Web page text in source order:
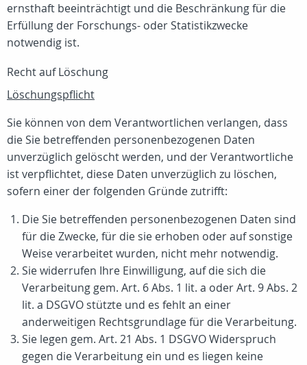
ernsthaft beeinträchtigt und die Beschränkung für die
Erfüllung der Forschungs- oder Statistikzwecke
notwendig ist.
Recht auf Löschung
Löschungspflicht
Sie können von dem Verantwortlichen verlangen, dass
die Sie betreffenden personenbezogenen Daten
unverzüglich gelöscht werden, und der Verantwortliche
ist verpflichtet, diese Daten unverzüglich zu löschen,
sofern einer der folgenden Gründe zutrifft:
Die Sie betreffenden personenbezogenen Daten sind
für die Zwecke, für die sie erhoben oder auf sonstige
Weise verarbeitet wurden, nicht mehr notwendig.
Sie widerrufen Ihre Einwilligung, auf die sich die
Verarbeitung gem. Art. 6 Abs. 1 lit. a oder Art. 9 Abs. 2
lit. a DSGVO stützte und es fehlt an einer
anderweitigen Rechtsgrundlage für die Verarbeitung.
Sie legen gem. Art. 21 Abs. 1 DSGVO Widerspruch
gegen die Verarbeitung ein und es liegen keine